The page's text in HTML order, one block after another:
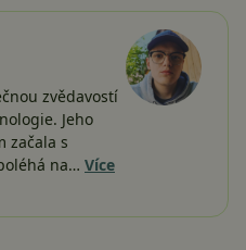
zvědavostí
Jeho
začala s
na… Více